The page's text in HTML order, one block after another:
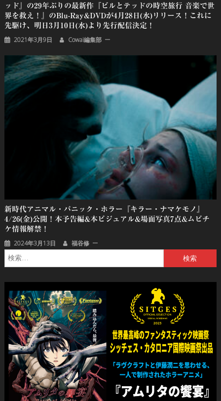
ッド』の29年ぶりの最新作『ビルとテッドの時空旅行 音楽で世
界を救え！』のBlu-Ray&DVDが4月28日(水)リリース！これに
先駆け、明日3月10日(水)より先行配信決定！
2021年3月9日 Cowai編集部
新時代アニマル・パニック・ホラー『キラー・ナマケモノ』
4/26(金)公開！本予告編&本ビジュアル&場面写真7点&ムビチ
ケ情報解禁！
2024年3月13日 福谷修
索: